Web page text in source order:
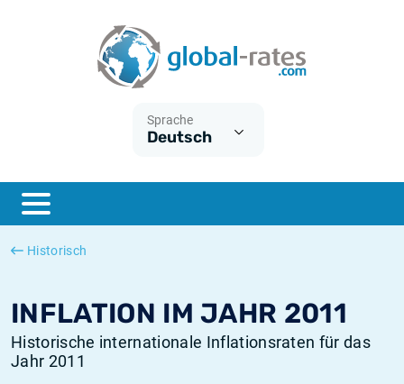
Sprache
Deutsch
Historisch
INFLATION IM JAHR 2011
Historische internationale Inflationsraten für das
Jahr 2011
ESTER
SONIA
Was ist die VPI-Inflation?
Was ist die HVPI-Inflation?
Deutsche inflation
Europäische inflation
Historische Euribor-Sätze
Historische ESTER-Sätze
Historische SOFR-Sätze
Historische SONIA-Sätze
Inflationsrechner